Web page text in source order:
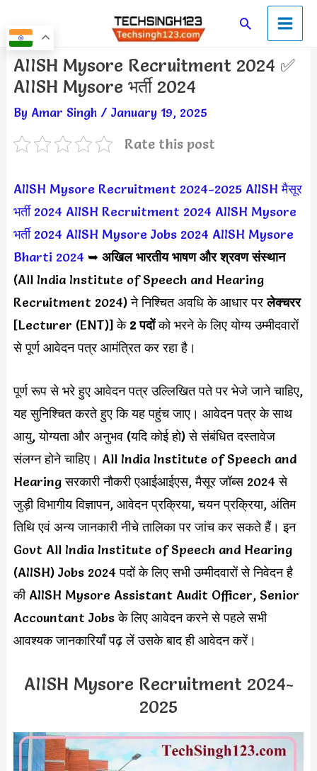
to
content
SearchMain
Menu
AIISH Mysore Recruitment 2024 ✅
AIISH Mysore भर्ती 2024
By Amar Singh / January 19, 2025
Rate this post
AIISH Mysore Recruitment 2024-2025 AIISH मैसूर
भर्ती 2024 AIISH Recruitment 2024 AIISH Mysore
भर्ती 2024 AIISH Mysore Jobs 2024 AIISH Mysore
Bharti 2024 ➥ अखिल भारतीय भाषण और श्रवण संस्थान
(All India Institute of Speech and Hearing
Recruitment 2024) ने निश्चित अवधि के आधार परलेक्चरर
[Lecturer (ENT)] के 2 पदोंको भरने के लिए योग्य उम्मीदवारों
से पूर्ण आवेदन पत्र आमंत्रित कर रहा है।
पूर्ण रूप से भरे हुए आवेदन पत्र उल्लिखित पते पर भेजे जाने चाहिए,
यह सुनिश्चित करते हुए कि यह पहुंच जाए। आवेदन पत्र के साथ
आयु, योग्यता और अनुभव (यदि कोई हो) से संबंधित दस्तावेज
संलग्न होने चाहिए। All India Institute of Speech and
Hearing सरकारी नौकरी एआईआईएस, मैसूर जॉब्स 2024 से
जुड़ी विभागीय विज्ञापन, आवेदन प्रक्रिया, चयन प्रक्रिया, अंतिम
तिथि एवं अन्य जानकारी नीचे तालिका पर जांच कर सकते हैं। इन
Govt All India Institute of Speech and Hearing
(AIISH) Jobs 2024 पदों के लिए सभी उम्मीदवारों से निवेदन है
की AIISH Mysore Assistant Audit Officer, Senior
Accountant Jobs के लिए आवेदन करने से पहले सभी
आवश्यक जानकारियाँ पढ़ लें उसके बाद ही आवेदन करें।
AIISH Mysore Recruitment 2024-
2025
Post
navigation